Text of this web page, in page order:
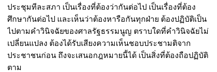
ประชุมทีละสภา เป็นเรื่องที่ต้องว่ากันต่อไป เป็นเรื่องที่ต้อง
ศึกษากันต่อไป และเห็นว่าต้องหารือกันทุกฝ่าย ต้องปฏิบัติเป็น
ไปตามคำวินิจฉัยของศาลรัฐธรรมนูญ ตราบใดที่คำวินิจฉัยไม่
เปลี่ยนแปลง ต้องได้รับเสียงความเห็นชอบประชามติจาก
ประชาชนก่อน ถึงจะเสนอกฎหมายนี้ได้ เป็นสิ่งที่ต้องถือปฏิบัติ
ตาม